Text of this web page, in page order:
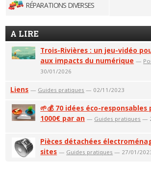
RÉPARATIONS DIVERSES
A LIRE
Trois-Rivières : un jeu-vidéo
aux impacts du numérique —
30/01/2026
Liens — Guides pratiques — 02/11/2023
🌱💰 70 idées éco-
1000€ par an — Guides pratiques —
Pièces détachées
sites — Guides pratiques — 27/01/